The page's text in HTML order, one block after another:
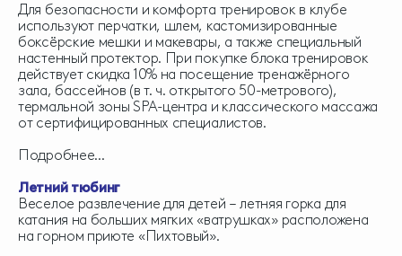
Для безопасности и комфорта тренировок в клубе
используют перчатки, шлем, кастомизированные
боксёрские мешки и макевары, а также специальный
настенный протектор. При покупке блока тренировок
действует скидка 10% на посещение тренажёрного
зала, бассейнов (в т. ч. открытого 50-метрового),
термальной зоны SPA-центра и классического массажа
от сертифицированных специалистов.
Подробнее...
Летний тюбинг
Веселое развлечение для детей – летняя горка для
катания на больших мягких «ватрушках» расположена
на горном приюте «Пихтовый».